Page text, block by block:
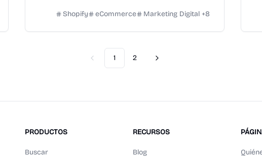
Shopify eCommerce Marketing Digital +8
Previous
1 2 Next
PRODUCTOS
Buscar
RECURSOS
Blog